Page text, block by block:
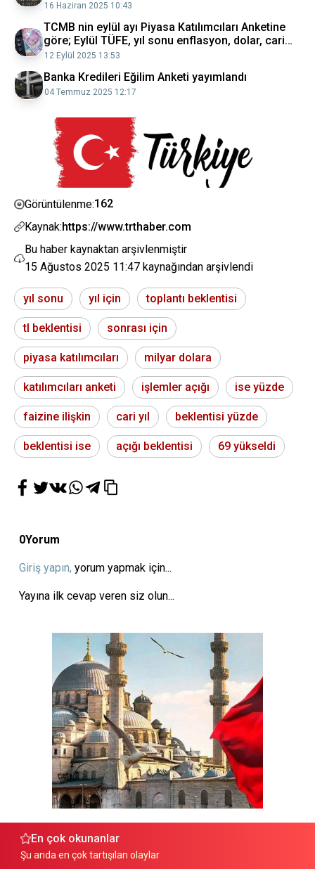
16 Haziran 2025 10:43
TCMB nin eylül ayı Piyasa Katılımcıları Anketine
göre; Eylül TÜFE, yıl sonu enflasyon, dolar, cari
işlemler açığı yüzde kaç olacak?
12 Eylül 2025 13:53
Banka Kredileri Eğilim Anketi yayımlandı
04 Temmuz 2025 12:17
Görüntülenme:162
Kaynak:https://www.trthaber.com
Bu haber kaynaktan arşivlenmiştir
15 Ağustos 2025 11:47 kaynağından arşivlendi
yıl sonu yıl için toplantı beklentisi
tl beklentisi sonrası için
piyasa katılımcıları milyar dolara
katılımcıları anketi işlemler açığı ise yüzde
faizine ilişkin cari yıl beklentisi yüzde
beklentisi ise açığı beklentisi 69 yükseldi
0Yorum
Giriş yapın, yorum yapmak için...
Yayına ilk cevap veren siz olun...
En çok okunanlar
Şu anda en çok tartışılan olaylar